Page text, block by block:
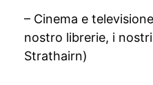
– Cinema e
nostro librerie, i
Strathairn)